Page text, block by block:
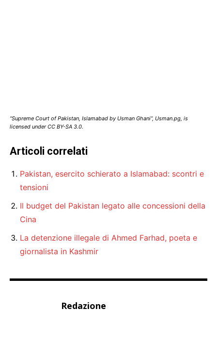
“Supreme Court of Pakistan, Islamabad by Usman Ghani”, Usman.pg, is
licensed under CC BY-SA 3.0.
Articoli correlati
Pakistan, esercito schierato a Islamabad: scontri e
tensioni
Il budget del Pakistan legato alle concessioni della
Cina
La detenzione illegale di Ahmed Farhad, poeta e
giornalista in Kashmir
Redazione